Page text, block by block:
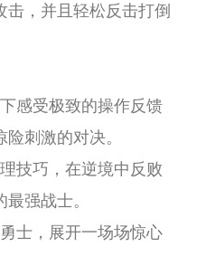
，并且轻松反击打倒
感受极致的操作反馈
刺激的对决。
技巧，在逆境中反败
强战士。
士，展开一场场惊心